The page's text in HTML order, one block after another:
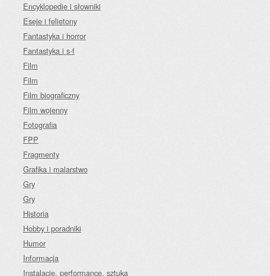
Encyklopedie i słowniki
Eseje i felietony
Fantastyka i horror
Fantastyka i s-f
Film
Film
Film biograficzny
Film wojenny
Fotografia
FPP
Fragmenty
Grafika i malarstwo
Gry
Gry
Historia
Hobby i poradniki
Humor
Informacja
Instalacje, performance, sztuka